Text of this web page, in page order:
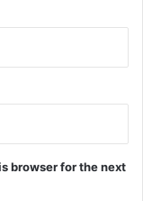
browser for the next